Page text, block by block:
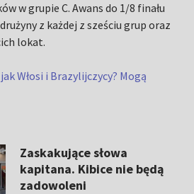
w grupie C. Awans do 1/8 finału
z każdej z sześciu grup oraz
lokat.
Włosi i Brazylijczycy? Mogą
Zaskakujące słowa
kapitana. Kibice nie będą
zadowoleni